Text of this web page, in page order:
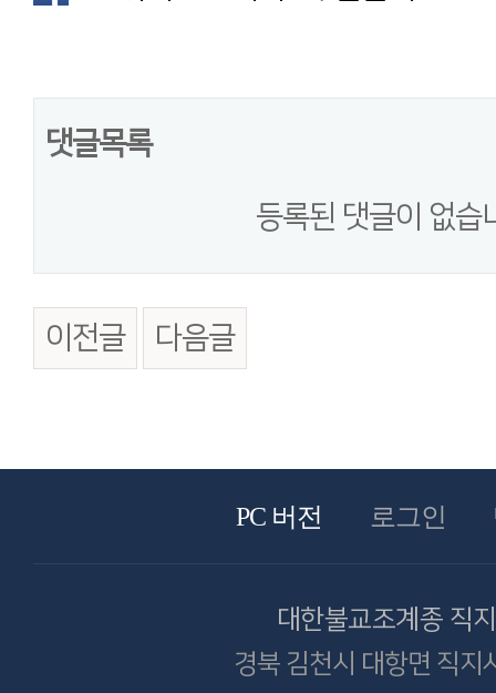
댓글목록
등록된 댓글이 없습
이전글 다음글
PC 버전 로그인
대한불교조계종 직
경북 김천시 대항면 직지